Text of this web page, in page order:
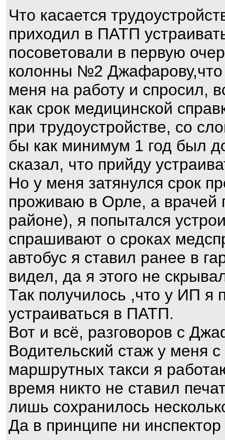
Что касается
приходил в ПАТП
посоветовали в первую
колонны №2 Джафарову,что
меня на работу и спросил,
как срок медицинской
при трудоустройстве, со
бы как минимум 1 год был
сказал, что прийду
Но у меня затянулся срок
проживаю в Орле, а врачей
районе), я попытался
спрашивают о сроках
автобус я ставил ранее в
видел, да я этого не
Так получилось ,что у ИП я
устраиваться в ПАТП.
Вот и всё, разговоров с
Водительский стаж у меня
маршрутных такси я
время никто не ставил
лишь сохранилось
Да в принципе ни